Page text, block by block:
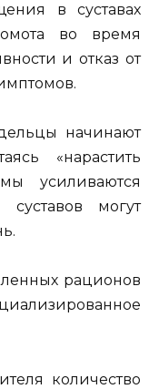
в суставах
во время
и отказ от
начинают
«нарастить
усиливаются
могут
рационов
количество